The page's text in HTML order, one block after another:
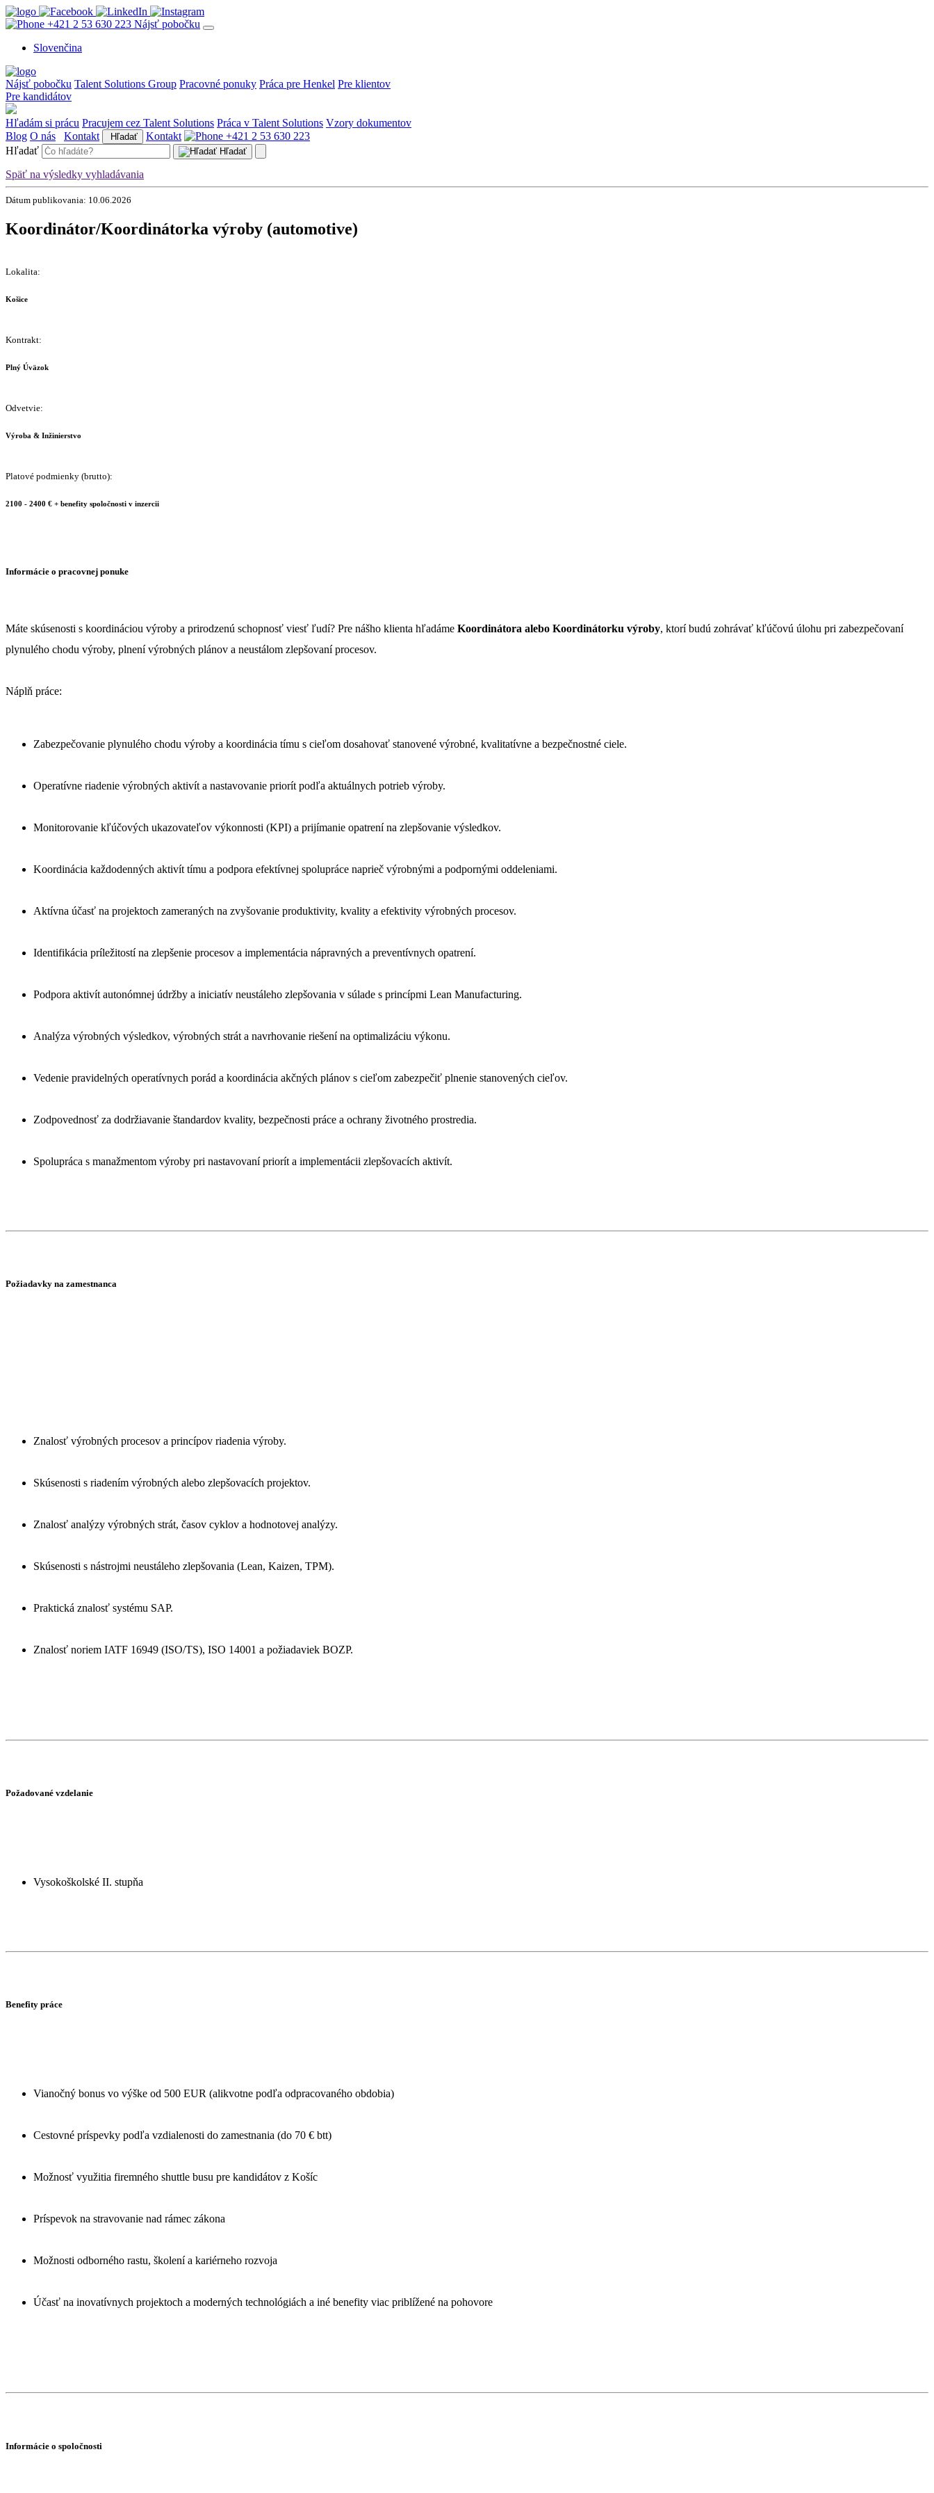
+421 2 53 630 223 Nájsť pobočku
Slovenčina
Nájsť pobočku Talent Solutions Group Pracovné ponuky Práca pre Henkel Pre klientov
Pre kandidátov
Hľadám si prácu Pracujem cez Talent Solutions Práca v Talent Solutions Vzory dokumentov
Blog O nás Kontakt Hľadať Kontakt
+421 2 53 630 223
Hľadať
Hľadať
Späť na výsledky vyhladávania
Dátum publikovania: 10.06.2026
Koordinátor/Koordinátorka výroby (automotive)
Lokalita:
Košice
Kontrakt:
Plný Úväzok
Odvetvie:
Výroba & Inžinierstvo
Platové podmienky (brutto):
2100 - 2400 € + benefity spoločnosti v inzercii
Informácie o pracovnej ponuke
Máte skúsenosti s koordináciou výroby a prirodzenú schopnosť viesť ľudí? Pre nášho klienta hľadáme Koordinátora alebo Koordinátorku výroby, ktorí budú zohrávať kľúčovú úlohu pri zabezpečovaní
plynulého chodu výroby, plnení výrobných plánov a neustálom zlepšovaní procesov.
Zabezpečovanie plynulého chodu výroby a koordinácia tímu s cieľom dosahovať stanovené výrobné, kvalitatívne a bezpečnostné ciele.
Operatívne riadenie výrobných aktivít a nastavovanie priorít podľa aktuálnych potrieb výroby.
Monitorovanie kľúčových ukazovateľov výkonnosti (KPI) a prijímanie opatrení na zlepšovanie výsledkov.
Koordinácia každodenných aktivít tímu a podpora efektívnej spolupráce naprieč výrobnými a podpornými oddeleniami.
Aktívna účasť na projektoch zameraných na zvyšovanie produktivity, kvality a efektivity výrobných procesov.
Identifikácia príležitostí na zlepšenie procesov a implementácia nápravných a preventívnych opatrení.
Podpora aktivít autonómnej údržby a iniciatív neustáleho zlepšovania v súlade s princípmi Lean Manufacturing.
Analýza výrobných výsledkov, výrobných strát a navrhovanie riešení na optimalizáciu výkonu.
Vedenie pravidelných operatívnych porád a koordinácia akčných plánov s cieľom zabezpečiť plnenie stanovených cieľov.
Zodpovednosť za dodržiavanie štandardov kvality, bezpečnosti práce a ochrany životného prostredia.
Spolupráca s manažmentom výroby pri nastavovaní priorít a implementácii zlepšovacích aktivít.
Požiadavky na zamestnanca
Znalosť výrobných procesov a princípov riadenia výroby.
Skúsenosti s riadením výrobných alebo zlepšovacích projektov.
Znalosť analýzy výrobných strát, časov cyklov a hodnotovej analýzy.
Skúsenosti s nástrojmi neustáleho zlepšovania (Lean, Kaizen, TPM).
Praktická znalosť systému SAP.
Znalosť noriem IATF 16949 (ISO/TS), ISO 14001 a požiadaviek BOZP.
Požadované vzdelanie
Vysokoškolské II. stupňa
Benefity práce
Vianočný bonus vo výške od 500 EUR (alikvotne podľa odpracovaného obdobia)
Cestovné príspevky podľa vzdialenosti do zamestnania (do 70 € btt)
Možnosť využitia firemného shuttle busu pre kandidátov z Košíc
Príspevok na stravovanie nad rámec zákona
Možnosti odborného rastu, školení a kariérneho rozvoja
Účasť na inovatívnych projektoch a moderných technológiách a iné benefity viac priblížené na pohovore
Informácie o spoločnosti